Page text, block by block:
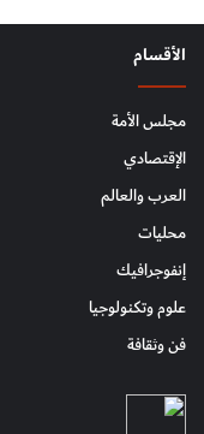
الأقسام
مجلس الأمة
الإقتصادي
العرب والعالم
محليات
إنفوجرافيك
علوم وتكنولوجيا
فن وثقافة